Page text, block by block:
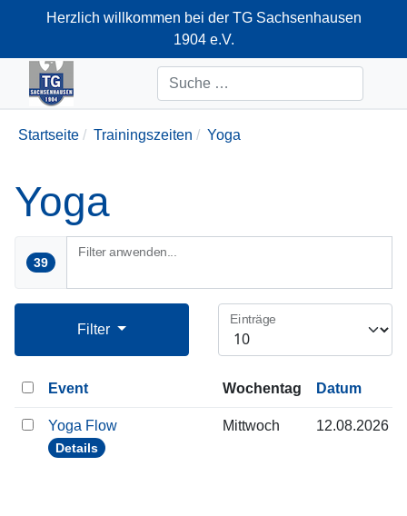
Herzlich willkommen bei der TG Sachsenhausen
1904 e.V.
+49-69-66374712
Suchen
Startseite Trainingszeiten Yoga
Yoga
39
Filter anwenden...
Filter
Einträge
Event Wochentag Datum
Yoga Flow
Details
Mittwoch 12.08.2026